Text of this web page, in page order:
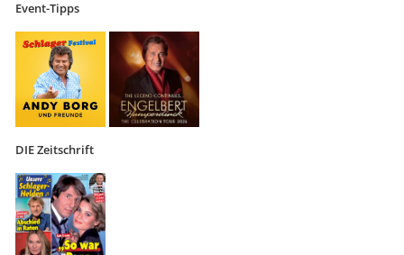
Event-Tipps
DIE Zeitschrift